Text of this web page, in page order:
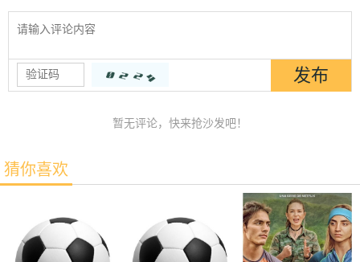
暂无评论，快来抢沙发吧！
猜你喜欢